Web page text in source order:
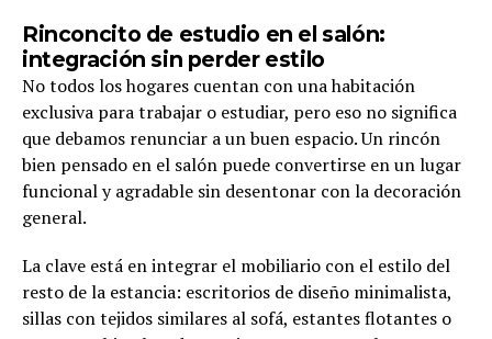
Rinconcito de estudio en el salón:
integración sin perder estilo
No todos los hogares cuentan con una habitación
exclusiva para trabajar o estudiar, pero eso no significa
que debamos renunciar a un buen espacio. Un rincón
bien pensado en el salón puede convertirse en un lugar
funcional y agradable sin desentonar con la decoración
general.
La clave está en integrar el mobiliario con el estilo del
resto de la estancia: escritorios de diseño minimalista,
sillas con tejidos similares al sofá, estantes flotantes o